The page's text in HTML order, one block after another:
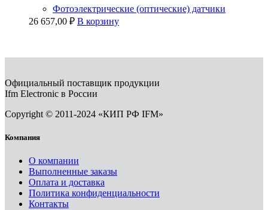
Фотоэлектрические (оптические) датчики
26 657,00 ₽ В корзину
Официальный поставщик продукции
Ifm Electronic в России
Copyright © 2011-2024 «КИП РФ IFM»
Компания
О компании
Выполненные заказы
Оплата и доставка
Политика конфиденциальности
Контакты